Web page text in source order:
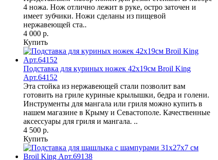
4 ножа. Нож отлично лежит в руке, остро заточен и
имеет зубчики. Ножи сделаны из пищевой
нержавеющей ста..
4 000 р.
Купить
Подставка для куриных ножек 42х19см Broil King
Арт.64152
Эта стойка из нержавеющей стали позволит вам
готовить на гриле куриные крылышки, бедра и голени.
Инструменты для мангала или гриля можно купить в
нашем магазине в Крыму и Севастополе. Качественные
аксессуары для гриля и мангала. ..
4 500 р.
Купить